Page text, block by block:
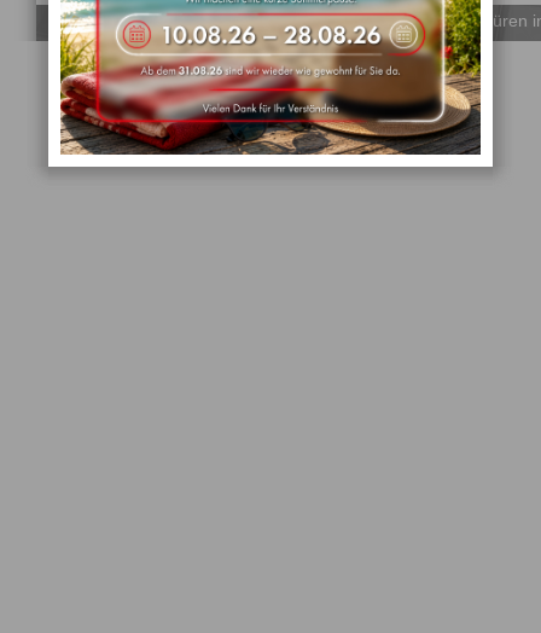
© 2026 Celec & Halmes | Fenster und Haustüren